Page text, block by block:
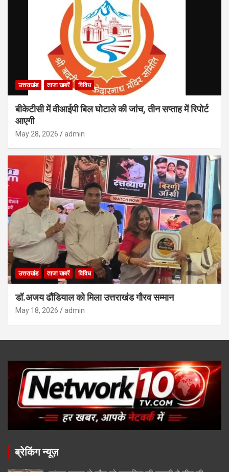
उत्तराखंड ताजा खबरें विविध
बीकेटीसी में वीआईपी बिल घोटाले की जांच, तीन सप्ताह में रिपोर्ट
आएगी
May 28, 2026 admin
उत्तराखंड ताजा खबरें विविध
डॉ.अजय ढौंडियाल को मिला उत्तराखंड गौरव सम्मान
May 18, 2026 admin
ब्रेकिंग न्यूज़